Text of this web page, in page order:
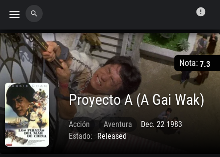
menu search error
Nota: 7.3
Proyecto A (A Gai Wak)
Acción Aventura
Dec. 22 1983
Estado:
Released